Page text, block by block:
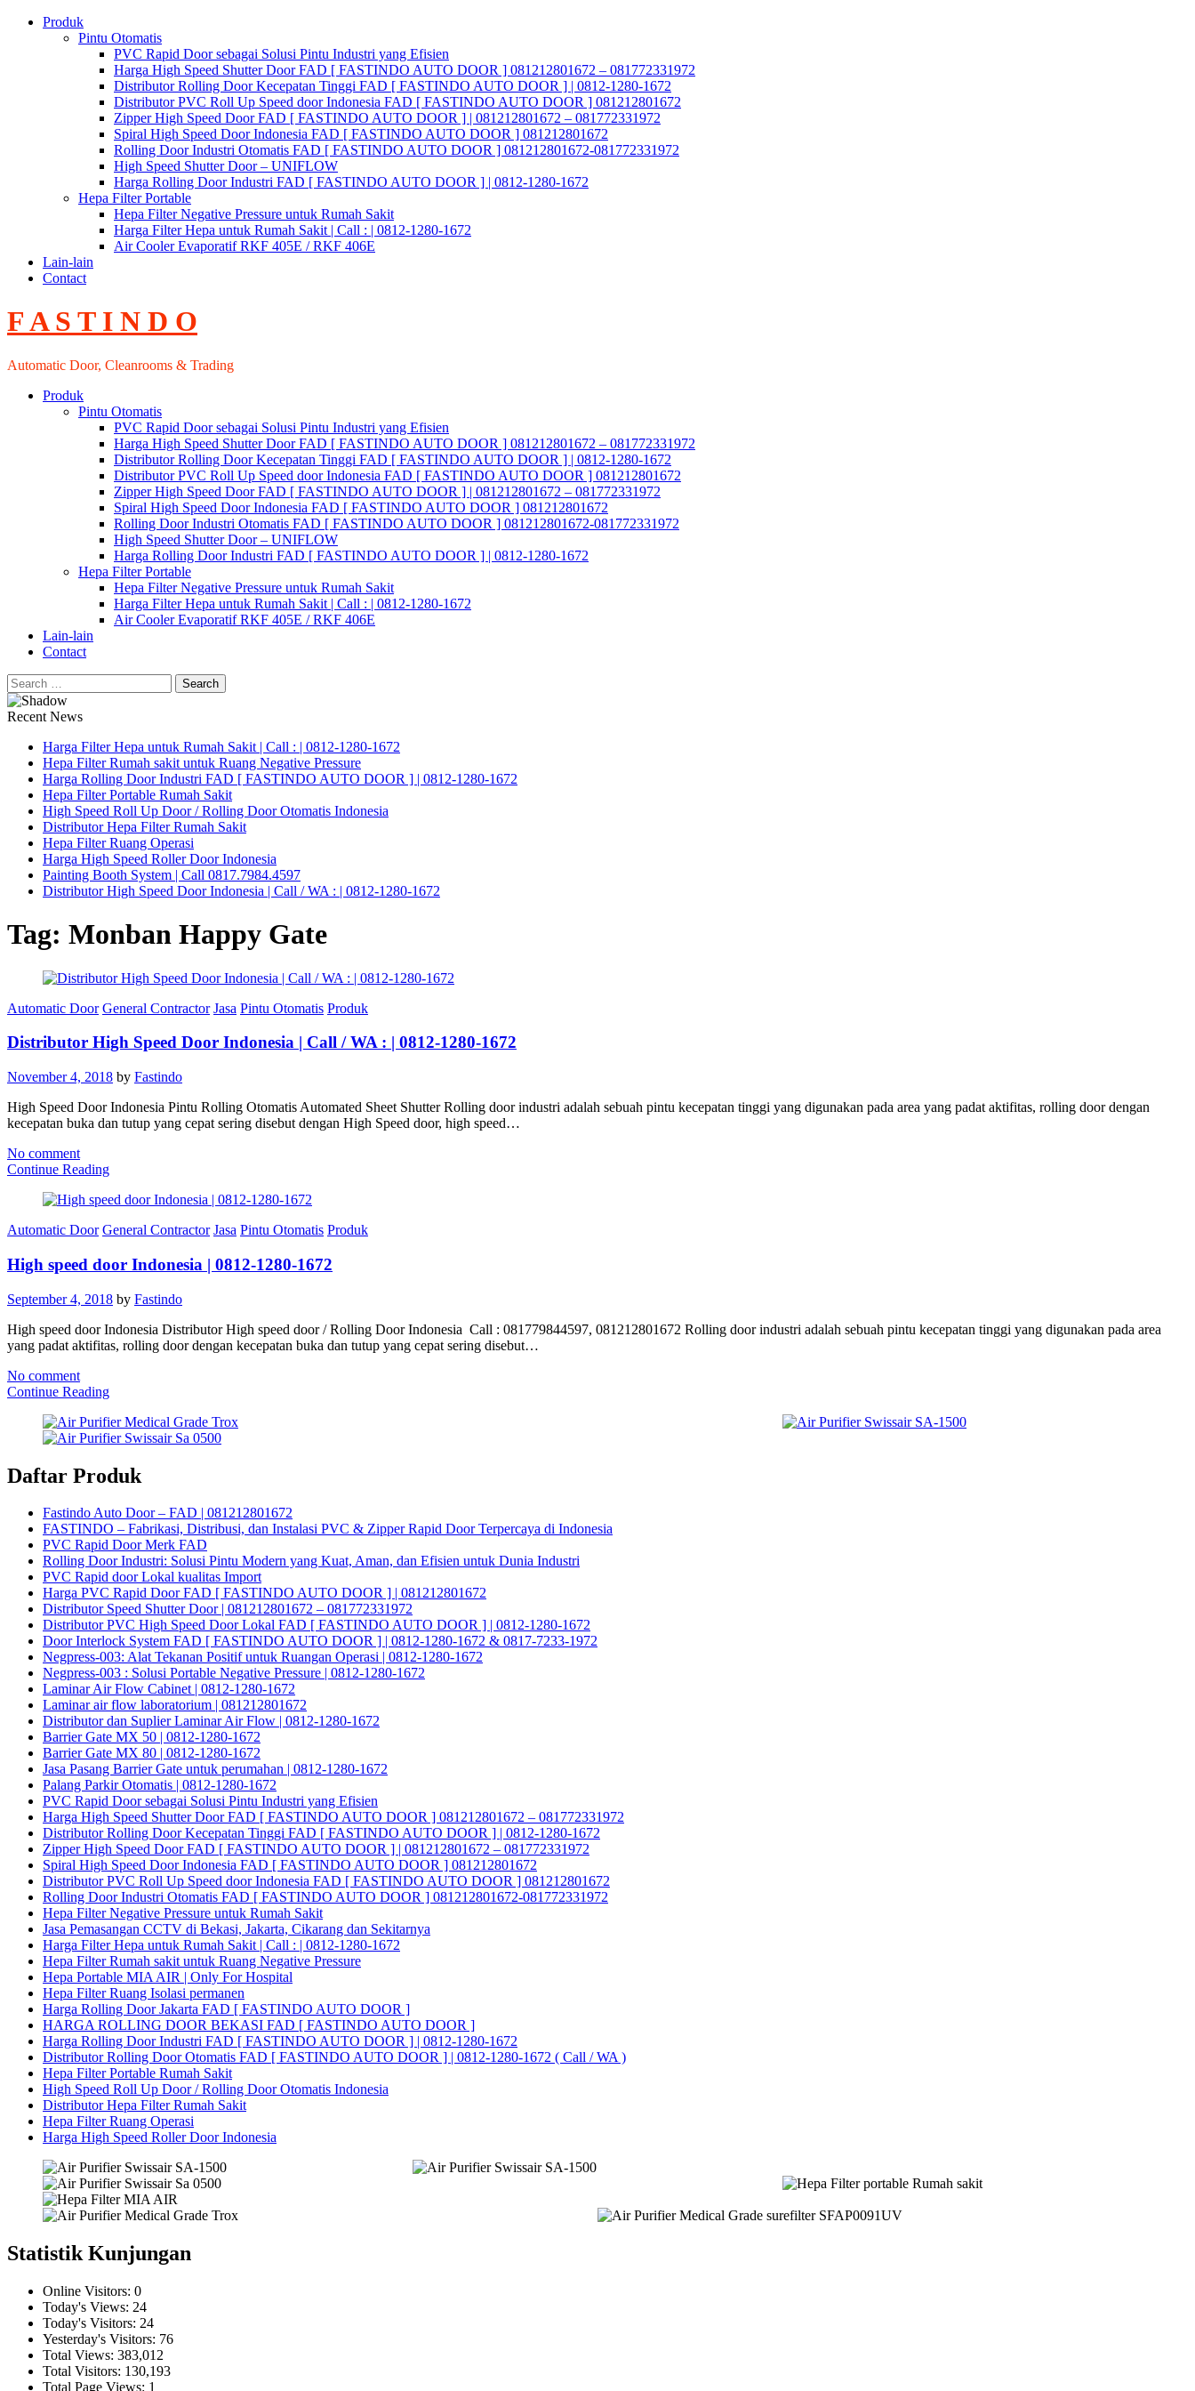
Skip
Produk
Pintu Otomatis
PVC Rapid Door sebagai Solusi Pintu Industri yang Efisien
Harga High Speed Shutter Door FAD [ FASTINDO AUTO DOOR ] 081212801672 – 081772331972
Distributor Rolling Door Kecepatan Tinggi FAD [ FASTINDO AUTO DOOR ] | 0812-1280-1672
Distributor PVC Roll Up Speed door Indonesia FAD [ FASTINDO AUTO DOOR ] 081212801672
Zipper High Speed Door FAD [ FASTINDO AUTO DOOR ] | 081212801672 – 081772331972
Spiral High Speed Door Indonesia FAD [ FASTINDO AUTO DOOR ] 081212801672
Rolling Door Industri Otomatis FAD [ FASTINDO AUTO DOOR ] 081212801672-081772331972
High Speed Shutter Door – UNIFLOW
Harga Rolling Door Industri FAD [ FASTINDO AUTO DOOR ] | 0812-1280-1672
Hepa Filter Portable
Hepa Filter Negative Pressure untuk Rumah Sakit
Harga Filter Hepa untuk Rumah Sakit | Call : | 0812-1280-1672
Air Cooler Evaporatif RKF 405E / RKF 406E
Lain-lain
Contact
F A S T I N D O
Automatic Door, Cleanrooms & Trading
Produk
Pintu Otomatis
PVC Rapid Door sebagai Solusi Pintu Industri yang Efisien
Harga High Speed Shutter Door FAD [ FASTINDO AUTO DOOR ] 081212801672 – 081772331972
Distributor Rolling Door Kecepatan Tinggi FAD [ FASTINDO AUTO DOOR ] | 0812-1280-1672
Distributor PVC Roll Up Speed door Indonesia FAD [ FASTINDO AUTO DOOR ] 081212801672
Zipper High Speed Door FAD [ FASTINDO AUTO DOOR ] | 081212801672 – 081772331972
Spiral High Speed Door Indonesia FAD [ FASTINDO AUTO DOOR ] 081212801672
Rolling Door Industri Otomatis FAD [ FASTINDO AUTO DOOR ] 081212801672-081772331972
High Speed Shutter Door – UNIFLOW
Harga Rolling Door Industri FAD [ FASTINDO AUTO DOOR ] | 0812-1280-1672
Hepa Filter Portable
Hepa Filter Negative Pressure untuk Rumah Sakit
Harga Filter Hepa untuk Rumah Sakit | Call : | 0812-1280-1672
Air Cooler Evaporatif RKF 405E / RKF 406E
Lain-lain
Contact
Search
for:
Recent News
Harga Filter Hepa untuk Rumah Sakit | Call : | 0812-1280-1672
Hepa Filter Rumah sakit untuk Ruang Negative Pressure
Harga Rolling Door Industri FAD [ FASTINDO AUTO DOOR ] | 0812-1280-1672
Hepa Filter Portable Rumah Sakit
High Speed Roll Up Door / Rolling Door Otomatis Indonesia
Distributor Hepa Filter Rumah Sakit
Hepa Filter Ruang Operasi
Harga High Speed Roller Door Indonesia
Painting Booth System | Call 0817.7984.4597
Distributor High Speed Door Indonesia | Call / WA : | 0812-1280-1672
Tag: Monban Happy Gate
Automatic Door General Contractor Jasa Pintu Otomatis Produk
Distributor High Speed Door Indonesia | Call / WA : | 0812-1280-1672
November 4, 2018 by Fastindo
High Speed Door Indonesia Pintu Rolling Otomatis Automated Sheet Shutter Rolling door industri adalah sebuah pintu kecepatan tinggi yang digunakan pada area yang padat aktifitas, rolling door dengan
kecepatan buka dan tutup yang cepat sering disebut dengan High Speed door, high speed…
No comment
Continue Reading
Automatic Door General Contractor Jasa Pintu Otomatis Produk
High speed door Indonesia | 0812-1280-1672
September 4, 2018 by Fastindo
High speed door Indonesia Distributor High speed door / Rolling Door Indonesia Call : 081779844597, 081212801672 Rolling door industri adalah sebuah pintu kecepatan tinggi yang digunakan pada area
yang padat aktifitas, rolling door dengan kecepatan buka dan tutup yang cepat sering disebut…
No comment
Continue Reading
Daftar Produk
Fastindo Auto Door – FAD | 081212801672
FASTINDO – Fabrikasi, Distribusi, dan Instalasi PVC & Zipper Rapid Door Terpercaya di Indonesia
PVC Rapid Door Merk FAD
Rolling Door Industri: Solusi Pintu Modern yang Kuat, Aman, dan Efisien untuk Dunia Industri
PVC Rapid door Lokal kualitas Import
Harga PVC Rapid Door FAD [ FASTINDO AUTO DOOR ] | 081212801672
Distributor Speed Shutter Door | 081212801672 – 081772331972
Distributor PVC High Speed Door Lokal FAD [ FASTINDO AUTO DOOR ] | 0812-1280-1672
Door Interlock System FAD [ FASTINDO AUTO DOOR ] | 0812-1280-1672 & 0817-7233-1972
Negpress-003: Alat Tekanan Positif untuk Ruangan Operasi | 0812-1280-1672
Negpress-003 : Solusi Portable Negative Pressure | 0812-1280-1672
Laminar Air Flow Cabinet | 0812-1280-1672
Laminar air flow laboratorium | 081212801672
Distributor dan Suplier Laminar Air Flow | 0812-1280-1672
Barrier Gate MX 50 | 0812-1280-1672
Barrier Gate MX 80 | 0812-1280-1672
Jasa Pasang Barrier Gate untuk perumahan | 0812-1280-1672
Palang Parkir Otomatis | 0812-1280-1672
PVC Rapid Door sebagai Solusi Pintu Industri yang Efisien
Harga High Speed Shutter Door FAD [ FASTINDO AUTO DOOR ] 081212801672 – 081772331972
Distributor Rolling Door Kecepatan Tinggi FAD [ FASTINDO AUTO DOOR ] | 0812-1280-1672
Zipper High Speed Door FAD [ FASTINDO AUTO DOOR ] | 081212801672 – 081772331972
Spiral High Speed Door Indonesia FAD [ FASTINDO AUTO DOOR ] 081212801672
Distributor PVC Roll Up Speed door Indonesia FAD [ FASTINDO AUTO DOOR ] 081212801672
Rolling Door Industri Otomatis FAD [ FASTINDO AUTO DOOR ] 081212801672-081772331972
Hepa Filter Negative Pressure untuk Rumah Sakit
Jasa Pemasangan CCTV di Bekasi, Jakarta, Cikarang dan Sekitarnya
Harga Filter Hepa untuk Rumah Sakit | Call : | 0812-1280-1672
Hepa Filter Rumah sakit untuk Ruang Negative Pressure
Hepa Portable MIA AIR | Only For Hospital
Hepa Filter Ruang Isolasi permanen
Harga Rolling Door Jakarta FAD [ FASTINDO AUTO DOOR ]
HARGA ROLLING DOOR BEKASI FAD [ FASTINDO AUTO DOOR ]
Harga Rolling Door Industri FAD [ FASTINDO AUTO DOOR ] | 0812-1280-1672
Distributor Rolling Door Otomatis FAD [ FASTINDO AUTO DOOR ] | 0812-1280-1672 ( Call / WA )
Hepa Filter Portable Rumah Sakit
High Speed Roll Up Door / Rolling Door Otomatis Indonesia
Distributor Hepa Filter Rumah Sakit
Hepa Filter Ruang Operasi
Harga High Speed Roller Door Indonesia
Statistik Kunjungan
Online Visitors: 0
Today's Views: 24
Today's Visitors: 24
Yesterday's Visitors: 76
Total Views: 383,012
Total Visitors: 130,193
Total Page Views: 1